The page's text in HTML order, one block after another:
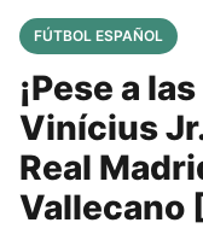
FÚTBOL ESPAÑOL
¡Pese a
Vinícius
Real
Vallecano